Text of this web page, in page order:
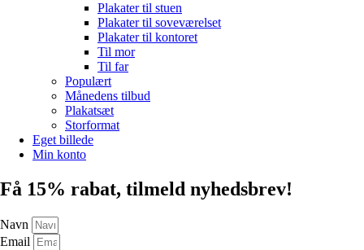
Plakater til stuen
Plakater til soveværelset
Plakater til kontoret
Til mor
Til far
Populært
Månedens tilbud
Plakatsæt
Storformat
Eget billede
Min konto
Få 15% rabat, tilmeld nyhedsbrev!
Navn
Email